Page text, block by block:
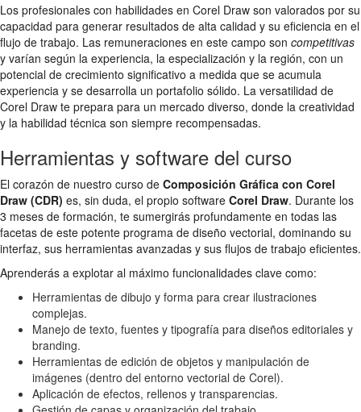
Los profesionales con habilidades en Corel Draw son valorados por su
capacidad para generar resultados de alta calidad y su eficiencia en el
flujo de trabajo. Las remuneraciones en este campo son competitivas
y varían según la experiencia, la especialización y la región, con un
potencial de crecimiento significativo a medida que se acumula
experiencia y se desarrolla un portafolio sólido. La versatilidad de
Corel Draw te prepara para un mercado diverso, donde la creatividad
y la habilidad técnica son siempre recompensadas.
Herramientas y software del curso
El corazón de nuestro curso de Composición Gráfica con Corel
Draw (CDR) es, sin duda, el propio software Corel Draw. Durante los
3 meses de formación, te sumergirás profundamente en todas las
facetas de este potente programa de diseño vectorial, dominando su
interfaz, sus herramientas avanzadas y sus flujos de trabajo eficientes.
Aprenderás a explotar al máximo funcionalidades clave como:
Herramientas de dibujo y forma para crear ilustraciones
complejas.
Manejo de texto, fuentes y tipografía para diseños editoriales y
branding.
Herramientas de edición de objetos y manipulación de
imágenes (dentro del entorno vectorial de Corel).
Aplicación de efectos, rellenos y transparencias.